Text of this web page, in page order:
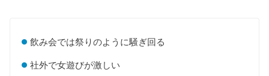
飲み会では祭りのように騒ぎ回る
社外で女遊びが激しい